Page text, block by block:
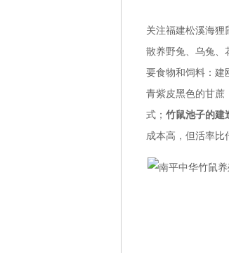
关注福建松溪海狸
散养野兔、乌兔、
要食物和饲料： 建
青紫皮黑色的甘蔗
式； 竹鼠池子的建
成本高，但活率比